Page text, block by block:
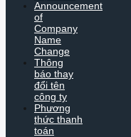
Announcement
of
Company
Name
Change
Thông
báo thay
đổi tên
công ty
Phương
thức thanh
toán